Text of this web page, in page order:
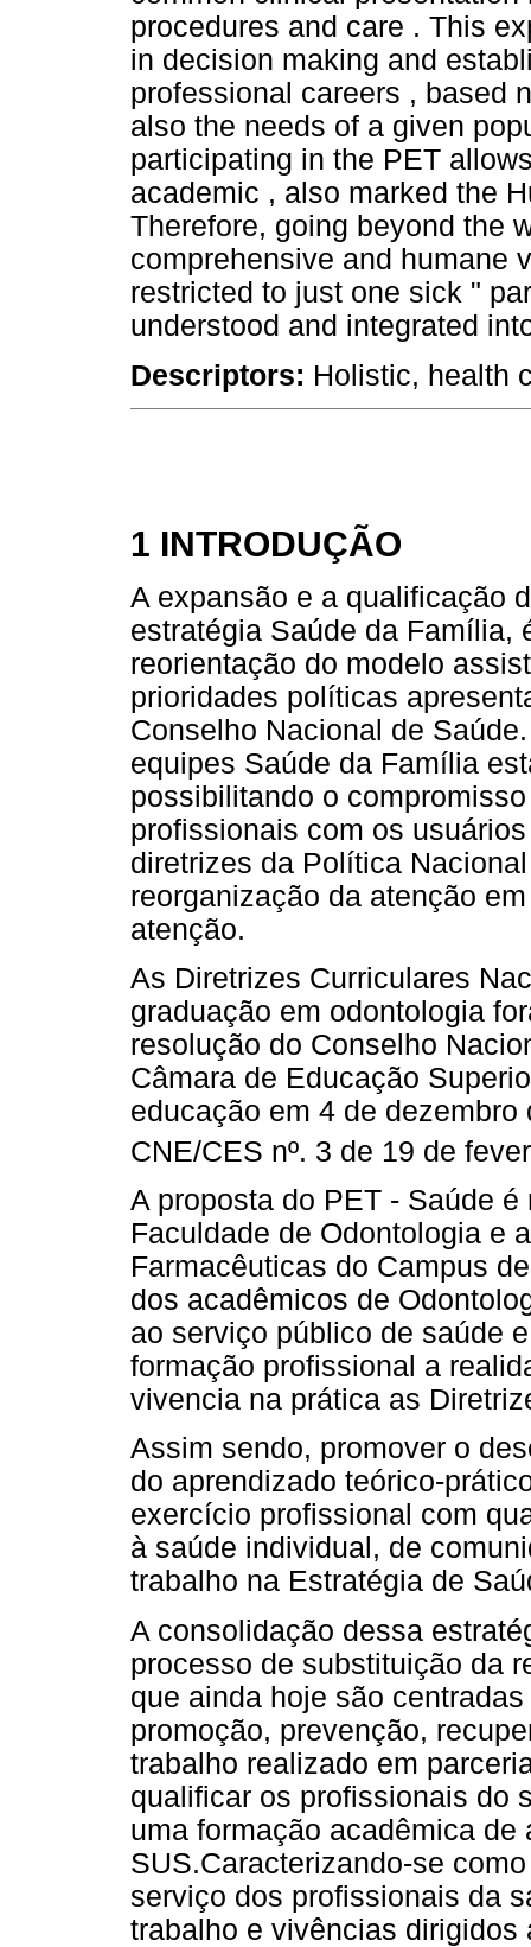
procedures and care . This
in decision making and
professional careers , based
also the needs of a given
participating in the PET
academic , also marked the
Therefore, going beyond the
comprehensive and humane
restricted to just one sick "
understood and integrated
Descriptors: Holistic, health
1 INTRODUÇÃO
A expansão e a qualificação
estratégia Saúde da Família,
reorientação do modelo
prioridades políticas
Conselho Nacional de
equipes Saúde da Família
possibilitando o
profissionais com os
diretrizes da Política
reorganização da atenção
atenção.
As Diretrizes Curriculares
graduação em odontologia
resolução do Conselho
Câmara de Educação
educação em 4 de
CNE/CES nº. 3 de 19 de
A proposta do PET - Saúde
Faculdade de Odontologia e
Farmacêuticas do Campus
dos acadêmicos de
ao serviço público de saúde
formação profissional a
vivencia na prática as
Assim sendo, promover o
do aprendizado teórico-
exercício profissional com
à saúde individual, de
trabalho na Estratégia de
A consolidação dessa
processo de substituição da
que ainda hoje são
promoção, prevenção,
trabalho realizado em
qualificar os profissionais do
uma formação acadêmica
SUS.Caracterizando-se
serviço dos profissionais da
trabalho e vivências